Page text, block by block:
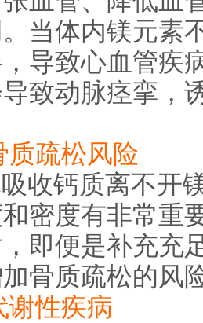
当体内镁元素
导致心血管疾
致动脉痉挛，
疏松风险
收钙质离不开
密度有非常重
即便是补充充
骨质疏松的风
性疾病